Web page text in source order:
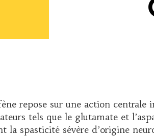
repose sur une action
tels que le glutamate et
la spasticité sévère d’origine